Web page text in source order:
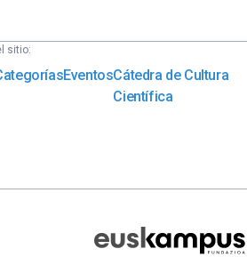
sitio:
EventosCátedra de Cultura
Científica
Fundazioa